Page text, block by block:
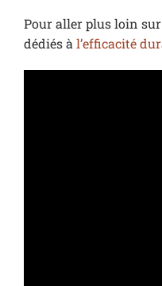
Pour aller plus loin
dédiés à l’efficacité